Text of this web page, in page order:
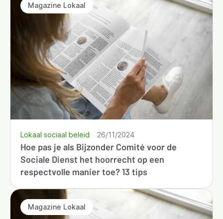
Magazine Lokaal
Hoe pas je als Bijzonder Comité voor de
Sociale Dienst het hoorrecht op een
respectvolle manier toe? 13 tips
Lokaal sociaal beleid 26/11/2024
Magazine Lokaal